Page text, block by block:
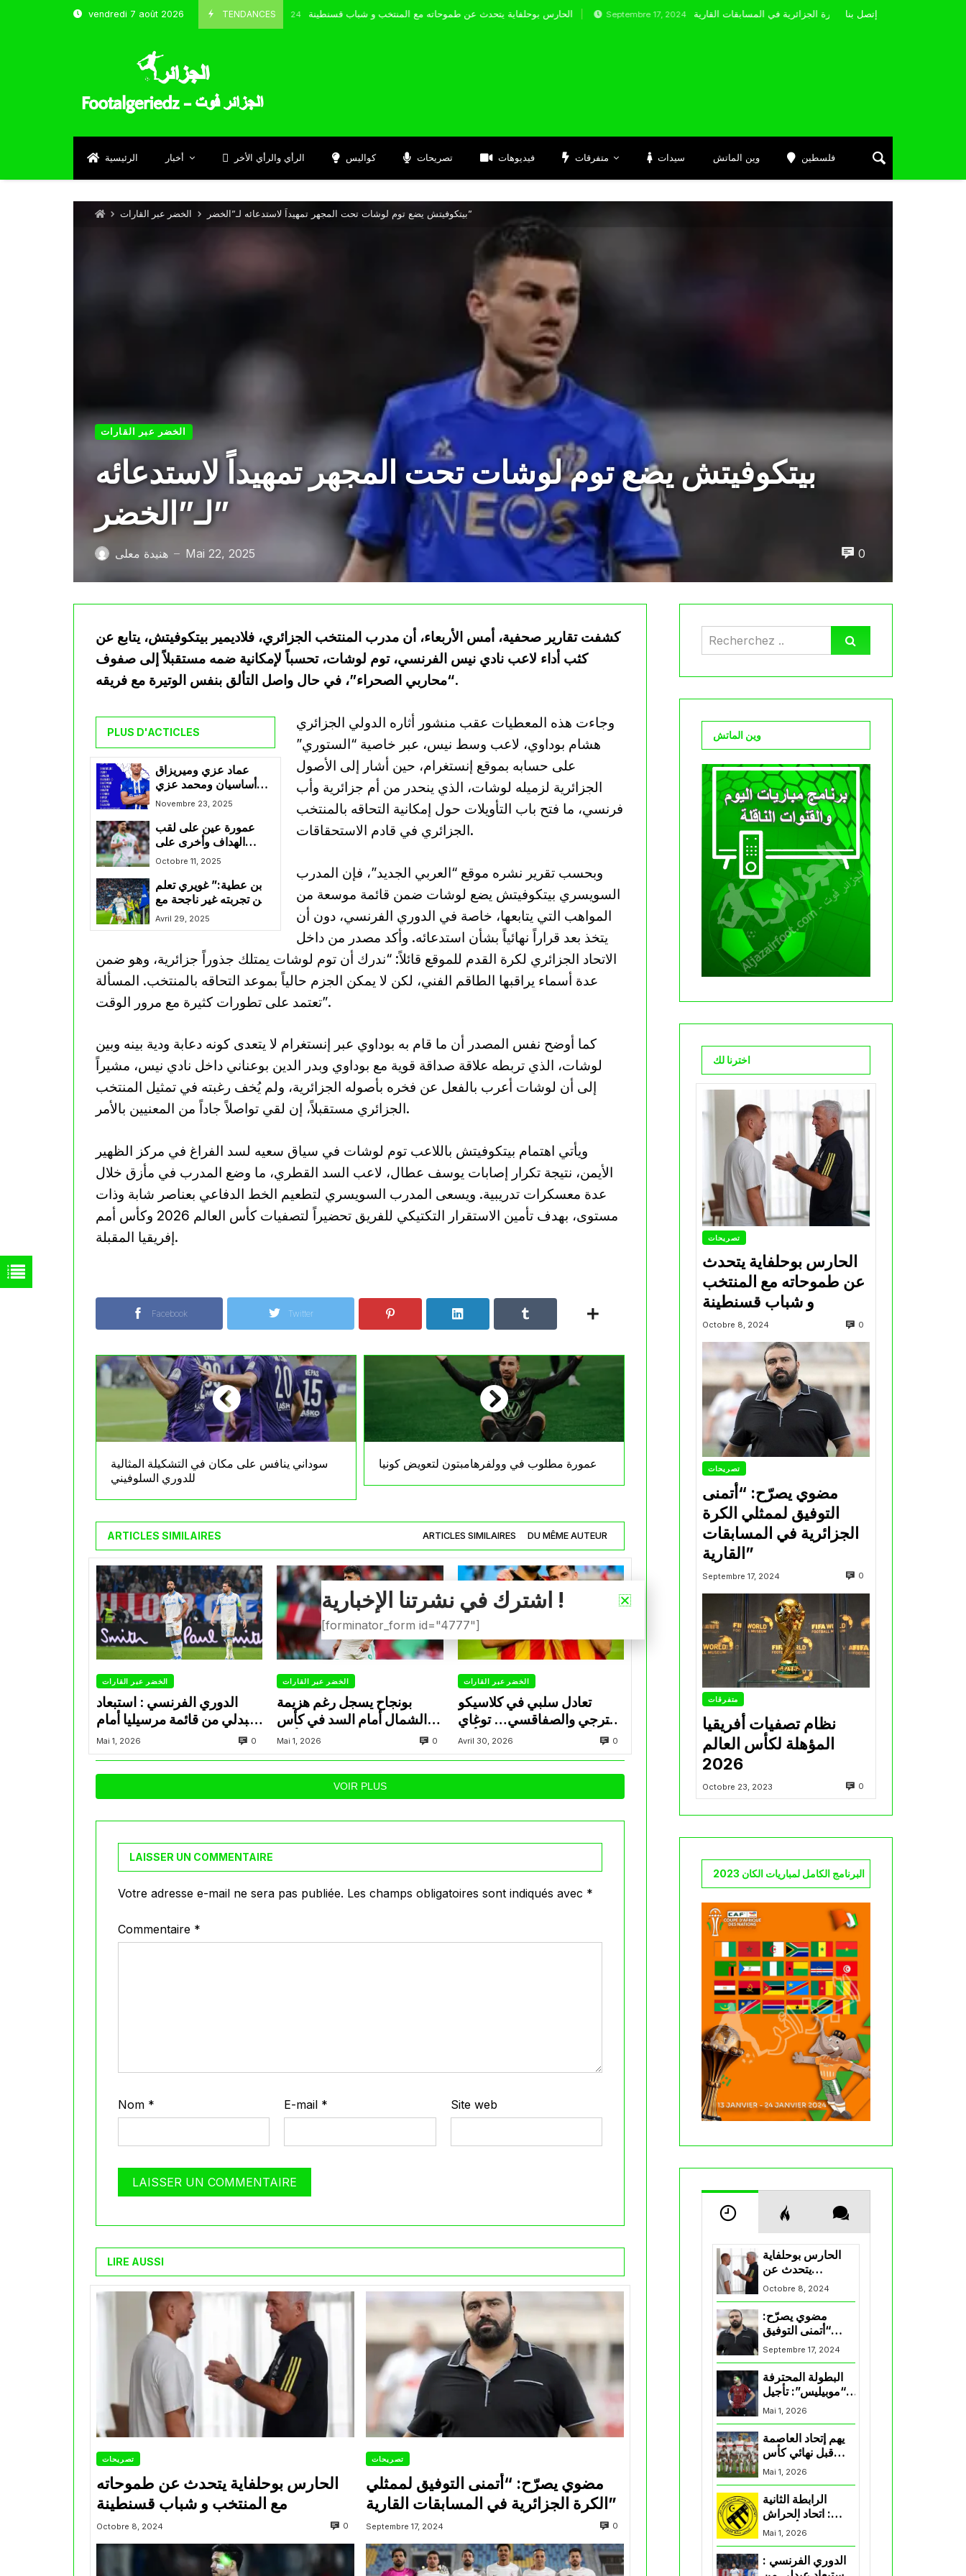
vendredi 7 août 2026 TENDANCES
Octobre 8, 2024 الحارس بوحلفاية يتحدث عن طموحاته مع المنتخب و شباب قسنطينة Septembre 17, 2024 إتصل بنا
الرئيسية أخبار الرأي والرأي الأخر كواليس تصريحات فيديوهات متفرقات سيدات وين الماتش فلسطين
الخضر عبر القارات بيتكوفيتش يضع توم لوشات تحت المجهر تمهيداً لاستدعائه لـ”الخضر”
الخضر عبر القارات
بيتكوفيتش يضع توم لوشات تحت المجهر تمهيداً لاستدعائه
لـ”الخضر”
هنيدة معلى — Mai 22, 2025 0
كشفت تقارير صحفية، أمس الأربعاء، أن مدرب المنتخب الجزائري، فلاديمير بيتكوفيتش، يتابع عن
كثب أداء لاعب نادي نيس الفرنسي، توم لوشات، تحسباً لإمكانية ضمه مستقبلاً إلى صفوف
“محاربي الصحراء”، في حال واصل التألق بنفس الوتيرة مع فريقه.
PLUS D'ACTICLES
عماد عزي وميريزاق
أساسيان ومحمد عزي
احتياطي في مواجهة
في الدوري الروسي
Novembre 23, 2025
عمورة عين على لقب
الهداف وأخرى على
تحطيم رقمي سليماني
Octobre 11, 2025
بن عطية:” غويري تعلم
من تجربته غير ناجحة مع
رين”
Avril 29, 2025
وجاءت هذه المعطيات عقب منشور أثاره الدولي الجزائري
هشام بوداوي، لاعب وسط نيس، عبر خاصية “الستوري”
على حسابه بموقع إنستغرام، حين أشار إلى الأصول
الجزائرية لزميله لوشات، الذي ينحدر من أم جزائرية وأب
فرنسي، ما فتح باب التأويلات حول إمكانية التحاقه بالمنتخب
الجزائري في قادم الاستحقاقات.
وبحسب تقرير نشره موقع “العربي الجديد”، فإن المدرب
السويسري بيتكوفيتش يضع لوشات ضمن قائمة موسعة من
المواهب التي يتابعها، خاصة في الدوري الفرنسي، دون أن
يتخذ بعد قراراً نهائياً بشأن استدعائه. وأكد مصدر من داخل
الاتحاد الجزائري لكرة القدم للموقع قائلاً: “ندرك أن توم لوشات يمتلك جذوراً جزائرية، وهو ضمن
عدة أسماء يراقبها الطاقم الفني، لكن لا يمكن الجزم حالياً بموعد التحاقه بالمنتخب. المسألة
تعتمد على تطورات كثيرة مع مرور الوقت”.
كما أوضح نفس المصدر أن ما قام به بوداوي عبر إنستغرام لا يتعدى كونه دعابة ودية بينه وبين
لوشات، الذي تربطه علاقة صداقة قوية مع بوداوي وبدر الدين بوعناني داخل نادي نيس، مشيراً
إلى أن لوشات أعرب بالفعل عن فخره بأصوله الجزائرية، ولم يُخف رغبته في تمثيل المنتخب
الجزائري مستقبلاً، إن لقي تواصلاً جاداً من المعنيين بالأمر.
ويأتي اهتمام بيتكوفيتش باللاعب توم لوشات في سياق سعيه لسد الفراغ في مركز الظهير
الأيمن، نتيجة تكرار إصابات يوسف عطال، لاعب السد القطري، ما وضع المدرب في مأزق خلال
عدة معسكرات تدريبية. ويسعى المدرب السويسري لتطعيم الخط الدفاعي بعناصر شابة وذات
مستوى، بهدف تأمين الاستقرار التكتيكي للفريق تحضيراً لتصفيات كأس العالم 2026 وكأس أمم
إفريقيا المقبلة.
Facebook Twitter
سوداني ينافس على مكان في التشكيلة المثالية
للدوري السلوفيني
عمورة مطلوب في وولفرهامبتون لتعويض كونيا
ARTICLES SIMILAIRES ARTICLES SIMILAIRES DU MÊME AUTEUR
الخضر عبر القارات
الدوري الفرنسي : استبعاد
عبدلي من قائمة مرسيليا أمام
نانت
Mai 1, 2026 0
الخضر عبر القارات
بونجاح يسجل رغم هزيمة
الشمال أمام السد في كأس
الأمير
Mai 1, 2026 0
الخضر عبر القارات
تعادل سلبي في كلاسيكو
الترجي والصفاقسي… توغاي
يهدر ركلة جزاء وبوعالية يتألق
Avril 30, 2026 0
VOIR PLUS
LAISSER UN COMMENTAIRE
Votre adresse e-mail ne sera pas publiée. Les champs obligatoires sont indiqués avec *
Commentaire *
Nom * E-mail * Site web
LIRE AUSSI
تصريحات
الحارس بوحلفاية يتحدث عن طموحاته
مع المنتخب و شباب قسنطينة
Octobre 8, 2024 0
تصريحات
مضوي يصرّح: “أتمنى التوفيق لممثلي
الكرة الجزائرية في المسابقات القارية”
Septembre 17, 2024 0
وين الماتش
اخترنا لك
تصريحات
الحارس بوحلفاية يتحدث
عن طموحاته مع المنتخب
و شباب قسنطينة
Octobre 8, 2024 0
تصريحات
مضوي يصرّح: “أتمنى
التوفيق لممثلي الكرة
الجزائرية في المسابقات
القارية”
Septembre 17, 2024 0
متفرقات
نظام تصفيات أفريقيا
المؤهلة لكأس العالم
2026
Octobre 23, 2023 0
البرنامج الكامل لمباريات الكان 2023
الحارس بوحلفاية
يتحدث عن
طموحاته مع
المنتخب و شباب
قسنطينة
Octobre 8, 2024
مضوي يصرّح:
“أتمنى التوفيق
لممثلي الكرة
الجزائرية في
Septembre 17, 2024
البطولة المحترفة
“موبيليس”: تأجيل
مباراة إتحاد
العاصمة وأتلتيك
بارادو
Mai 1, 2026
يهم إتحاد العاصمة
قبل نهائي كأس
اكاف : الزمالك
يسقط بثلاثية أمام
Mai 1, 2026
الرابطة الثانية
: اتحاد الحراش
يحسم التأهل إلى
“البلاي أوف”
Mai 1, 2026
الدوري الفرنسي :
اشترك في نشرتنا الإخبارية !
[forminator_form id="4777"]